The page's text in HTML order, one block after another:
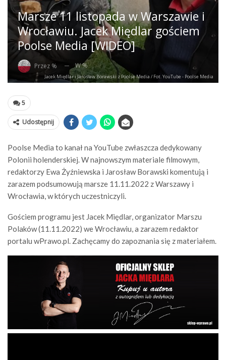
Marsze 11 listopada w Warszawie i
Wrocławiu. Jacek Międlar gościem
Poolse Media [WIDEO]
Przez % W %
Jacek Międlar i Jarosław Borawski z Poolse Media / Fot. YouTube - Poolse Media
5
Udostępnij
Poolse Media to kanał na YouTube zwłaszcza dedykowany
Polonii holenderskiej. W najnowszym materiale filmowym,
redaktorzy Ewa Żyźniewska i Jarosław Borawski komentują i
zarazem podsumowują marsze 11.11.2022 z Warszawy i
Wrocławia, w których uczestniczyli.
Gościem programu jest Jacek Międlar, organizator Marszu
Polaków (11.11.2022) we Wrocławiu, a zarazem redaktor
portalu wPrawo.pl. Zachęcamy do zapoznania się z materiałem.